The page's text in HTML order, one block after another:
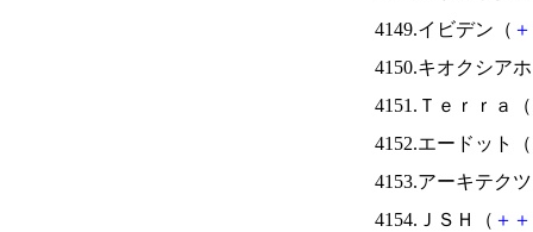
4149.イビデン（ ＋
4150.キオクシア
4151.Ｔｅｒｒａ（
4152.エードット（
4153.アーキテク
4154.ＪＳＨ（ ＋ ＋